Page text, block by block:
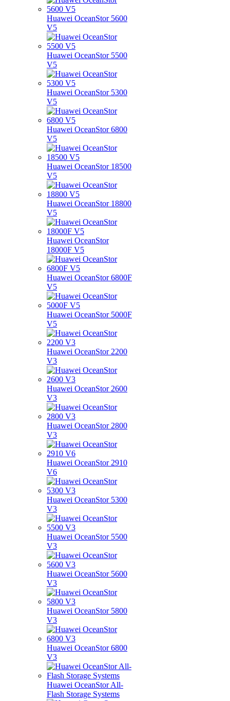
Huawei OceanStor 5600
V5
Huawei OceanStor 5500
V5
Huawei OceanStor 5300
V5
Huawei OceanStor 6800
V5
Huawei OceanStor 18500
V5
Huawei OceanStor 18800
V5
Huawei OceanStor
18000F V5
Huawei OceanStor 6800F
V5
Huawei OceanStor 5000F
V5
Huawei OceanStor 2200
V3
Huawei OceanStor 2600
V3
Huawei OceanStor 2800
V3
Huawei OceanStor 2910
V6
Huawei OceanStor 5300
V3
Huawei OceanStor 5500
V3
Huawei OceanStor 5600
V3
Huawei OceanStor 5800
V3
Huawei OceanStor 6800
V3
Huawei OceanStor All-
Flash Storage Systems